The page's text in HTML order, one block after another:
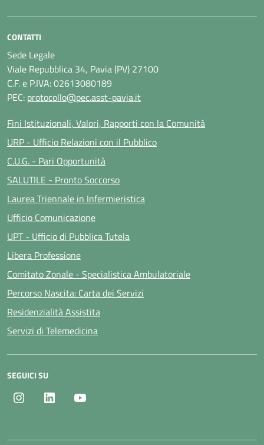
CONTATTI
Sede Legale
Viale Repubblica 34, Pavia (PV) 27100
C.F. e P.IVA: 02613080189
PEC: protocollo@pec.asst-pavia.it
Fini Istituzionali, Valori, Rapporti con la Comunità
URP - Ufficio Relazioni con il Pubblico
C.U.G. - Pari Opportunità
SALUTILE - Pronto Soccorso
Laurea Triennale in Infermieristica
Ufficio Comunicazione
UPT - Ufficio di Pubblica Tutela
Libera Professione
Comitato Zonale - Specialistica Ambulatoriale
Percorso Nascita: Carta dei Servizi
Residenzialità Assistita
Servizi di Telemedicina
SEGUICI SU
Instagram LinkedIn